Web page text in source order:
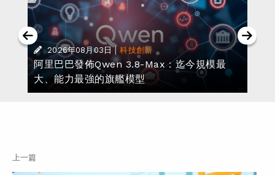
2026年08月03日 | 科技創新
阿里巴巴發佈Qwen 3.8-Max：迄今規模最
大、能力最強的旗艦模型
上一篇